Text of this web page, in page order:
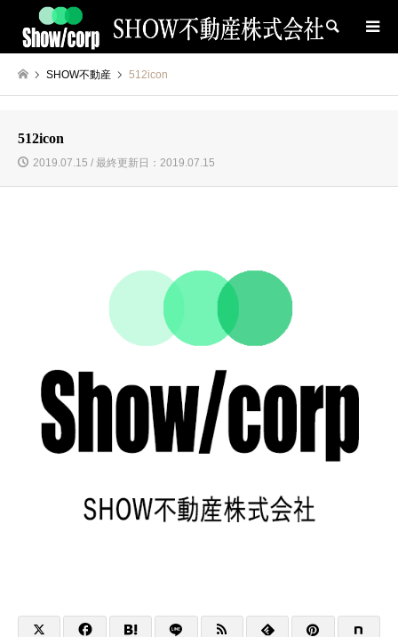
検索
SHOW不動産 512icon
512icon
2019.07.15 / 最終更新日：2019.07.15